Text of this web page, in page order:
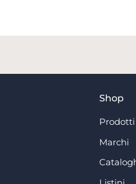
Shop
Prodotti
Marchi